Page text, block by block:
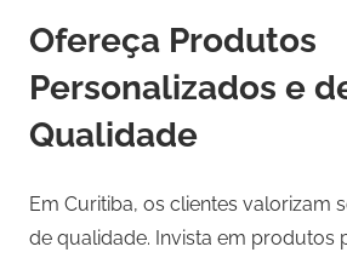
Ofereça Produtos
Personalizados e
Qualidade
Em Curitiba, os clientes valorizam
de qualidade. Invista em produtos